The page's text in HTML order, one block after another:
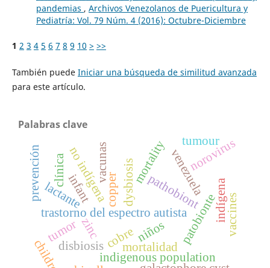
pandemias , Archivos Venezolanos de Puericultura y
Pediatría: Vol. 79 Núm. 4 (2016): Octubre-Diciembre
1 2 3 4 5 6 7 8 9 10 > >>
También puede Iniciar una búsqueda de similitud avanzada
para este artículo.
Palabras clave
trastorno del espectro autista
cobre
zinc
disbiosis patobionte
copperdysbiosis pathobiont
mortalidad
indígena
no indígena
niños
venezuela
mortality
indigenous population
children
vacunas norovirus
vaccines
tumor
lactante
tumour
infant
clínica
prevención